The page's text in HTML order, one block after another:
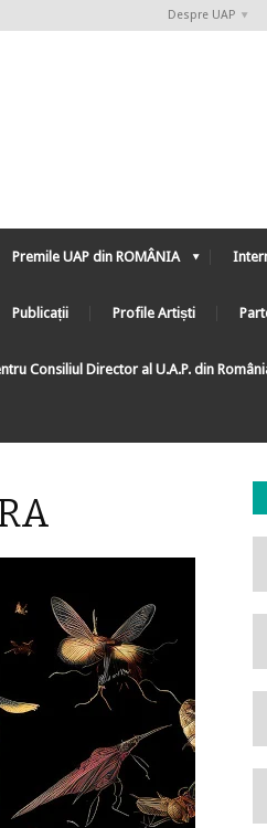
Despre UAP
Premile UAP din ROMÂNIA
Publicații Profile Artiști
Consiliul Director al U.A.P. din